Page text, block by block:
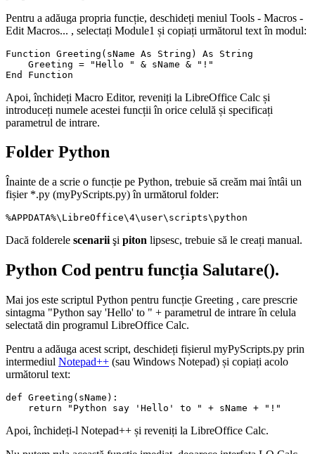
Pentru a adăuga propria funcție, deschideți meniul Tools - Macros -
Edit Macros... , selectați Module1 și copiați următorul text în modul:
Function Greeting(sName As String) As String
    Greeting = "Hello " & sName & "!"
Apoi, închideți Macro Editor, reveniți la LibreOffice Calc și
introduceți numele acestei funcții în orice celulă și specificați
parametrul de intrare.
Folder Python
Înainte de a scrie o funcție pe Python, trebuie să creăm mai întâi un
fișier *.py (myPyScripts.py) în următorul folder:
Dacă folderele scenarii şi piton lipsesc, trebuie să le creați manual.
Python Cod pentru funcția Salutare().
Mai jos este scriptul Python pentru funcție Greeting , care prescrie
sintagma "Python say 'Hello' to " + parametrul de intrareîn celula
selectată din programul LibreOffice Calc.
Pentru a adăuga acest script, deschideți fișierul myPyScripts.py prin
intermediul Notepad++ (sau Windows Notepad) și copiați acolo
următorul text:
def Greeting(sName):
Apoi, închideți-l Notepad++ și reveniți la LibreOffice Calc.